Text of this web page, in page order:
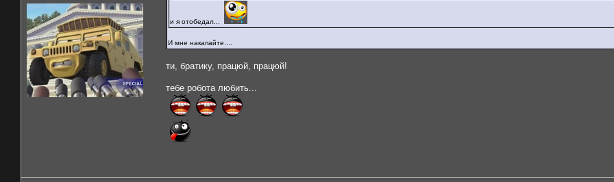
и я отобедал...
И мне накапайте....
ти, братику, працюй, працюй!
тебе робота любить...